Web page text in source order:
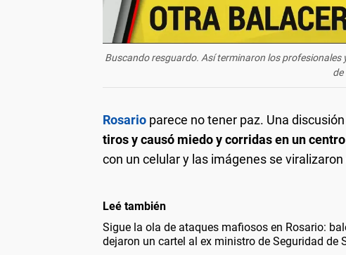
Buscando resguardo. Así terminaron los
de
Rosario parece no tener paz. Una
tiros y causó miedo y corridas en un
con un celular y las imágenes se
Leé también
Sigue la ola de ataques mafiosos en Rosario:
dejaron un cartel al ex ministro de Seguridad de